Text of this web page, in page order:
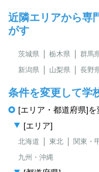
近隣エリアから専
がす
茨城県 栃木県 群馬
新潟県
山梨県 長野
条件を変更して学
[エリア・都道府県]
[エリア]
北海道 東北 関東・
九州・沖縄